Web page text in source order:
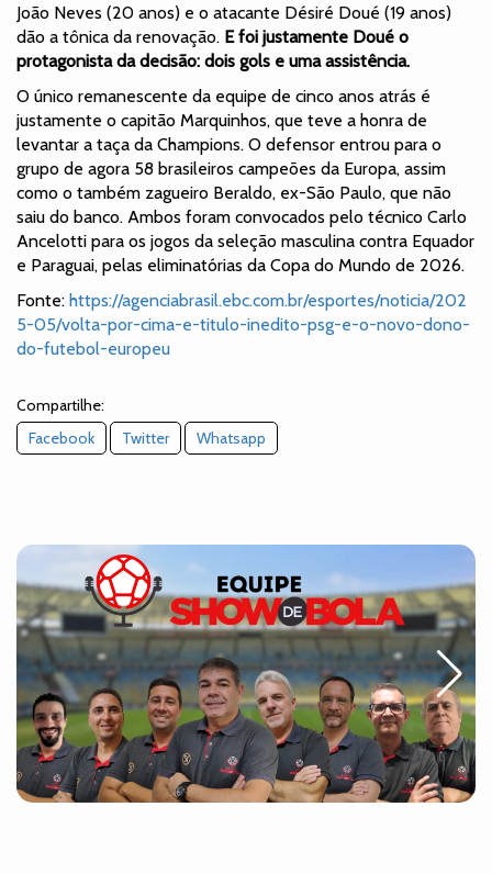
João Neves (20 anos) e o atacante Désiré Doué (19 anos)
dão a tônica da renovação. E foi justamente Doué o
protagonista da decisão: dois gols e uma assistência.
O único remanescente da equipe de cinco anos atrás é
justamente o capitão Marquinhos, que teve a honra de
levantar a taça da Champions. O defensor entrou para o
grupo de agora 58 brasileiros campeões da Europa, assim
como o também zagueiro Beraldo, ex-São Paulo, que não
saiu do banco. Ambos foram convocados pelo técnico Carlo
Ancelotti para os jogos da seleção masculina contra Equador
e Paraguai, pelas eliminatórias da Copa do Mundo de 2026.
Fonte: https://agenciabrasil.ebc.com.br/esportes/noticia/202
5-05/volta-por-cima-e-titulo-inedito-psg-e-o-novo-dono-
do-futebol-europeu
Compartilhe:
Facebook
Twitter Whatsapp